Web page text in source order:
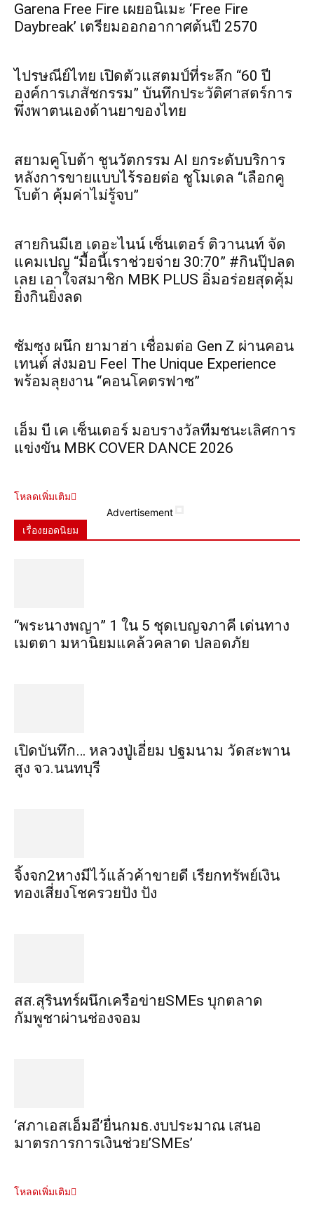
Garena Free Fire เผยอนิเมะ ‘Free Fire
Daybreak’ เตรียมออกอากาศต้นปี 2570
ไปรษณีย์ไทย เปิดตัวแสตมป์ที่ระลึก “60 ปี
องค์การเภสัชกรรม” บันทึกประวัติศาสตร์การ
พึ่งพาตนเองด้านยาของไทย
สยามคูโบต้า ชูนวัตกรรม AI ยกระดับบริการ
หลังการขายแบบไร้รอยต่อ ชูโมเดล “เลือกคู
โบต้า คุ้มค่าไม่รู้จบ”
สายกินมีเฮ เดอะไนน์ เซ็นเตอร์ ติวานนท์ จัด
แคมเปญ “มื้อนี้เราช่วยจ่าย 30:70” #กินปุ๊ปลด
เลย เอาใจสมาชิก MBK PLUS อิ่มอร่อยสุดคุ้ม
ยิ่งกินยิ่งลด
ซัมซุง ผนึก ยามาฮ่า เชื่อมต่อ Gen Z ผ่านคอน
เทนต์ ส่งมอบ Feel The Unique Experience
พร้อมลุยงาน “คอนโคตรฟาซ”
เอ็ม บี เค เซ็นเตอร์ มอบรางวัลทีมชนะเลิศการ
แข่งขัน MBK COVER DANCE 2026
โหลดเพิ่มเติม
Advertisement
เรื่องยอดนิยม
“พระ​นาง​พญา” 1 ใน 5​ ชุดเบญจ​ภาคี​ เด่นทาง
เมตตา​ มหา​นิยม​แคล้วคลาด​ ปลอดภัย​
เปิดบันทึก… หลวงปู่เอี่ยม ​ปฐม​นาม​ วัดสะพาน
สูง​ จว.นนทบุรี
จิ้งจก​2​หาง​มีไว้แล้ว​ค้าขาย​ดี​ เรียก​ทรัพย์เงิน
ทอง​เสี่ยงโชค​รวยปัง​ ปัง​
สส.สุรินทร์ผนึกเครือข่ายSMEs บุกตลาด
กัมพูชาผ่านช่องจอม
‘สภาเอสเอ็มอี’ยื่นกมธ.งบประมาณ เสนอ
มาตรการการเงินช่วย’SMEs’
โหลดเพิ่มเติม